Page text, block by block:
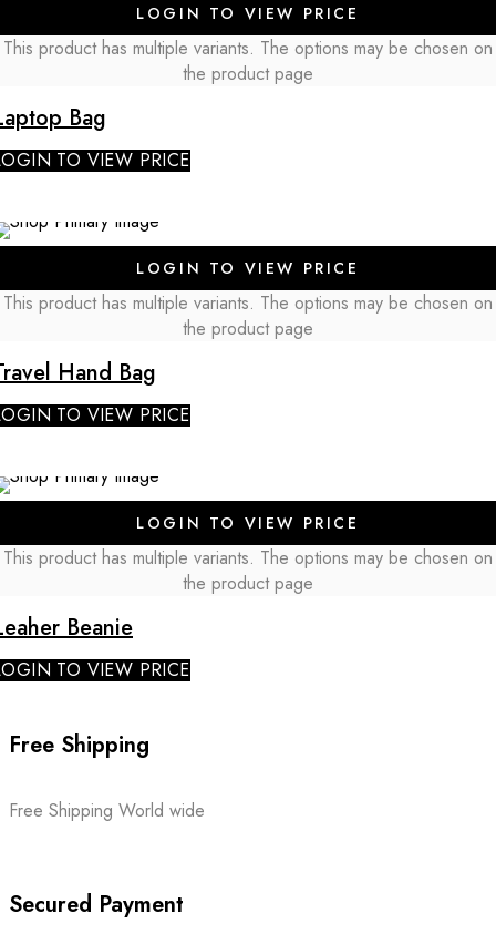
LOGIN TO VIEW PRICE
This product has multiple variants. The options may be chosen on
the product page
Bag
TO VIEW PRICE
LOGIN TO VIEW PRICE
This product has multiple variants. The options may be chosen on
the product page
Hand Bag
TO VIEW PRICE
LOGIN TO VIEW PRICE
This product has multiple variants. The options may be chosen on
the product page
Beanie
TO VIEW PRICE
Free Shipping
Free Shipping World wide
Secured Payment